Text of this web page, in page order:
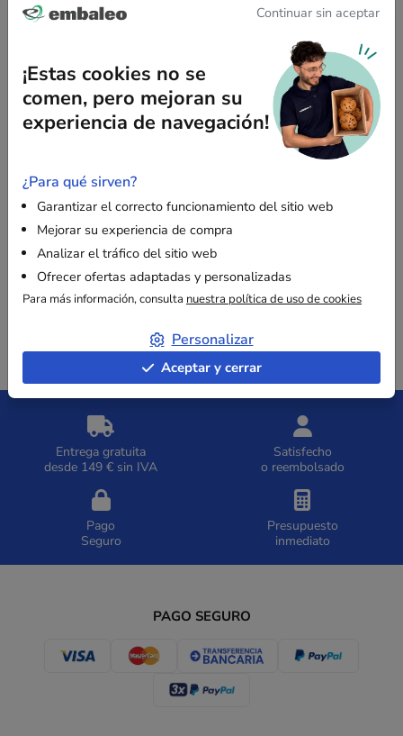
Formato admitido:Ajustable para rollos de 40 a
105 cm de ancho.
De 40 a 70 cm (para rollos de <
70 cm) y de 75 a 105 cm (para rollos de 70 a 105
cm).
Dimensiones (Al x Prof):25 cm x 30 cm.
Peso en vacío:
3,2 kg.
Entrega gratuita
desde 149 € sin IVA
Satisfecho
o reembolsado
Pago
Seguro
Presupuesto
inmediato
PAGO SEGURO
Continuar sin aceptar
¡Estas cookies no se
comen, pero mejoran su
experiencia de navegación!
¿Para qué sirven?
Garantizar el correcto funcionamiento del sitio web
Mejorar su experiencia de compra
Analizar el tráfico del sitio web
Ofrecer ofertas adaptadas y personalizadas
Para más información, consulta nuestra política de uso de cookies
Personalizar
Aceptar y cerrar